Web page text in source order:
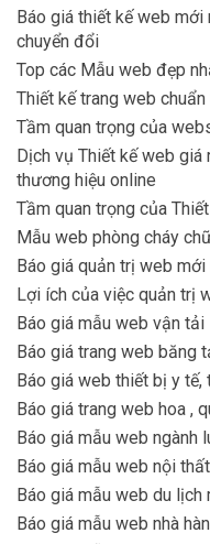
Báo giá thiết kế web mới
chuyển đổi
Top các Mẫu web đẹp
Thiết kế trang web chuẩn
Tầm quan trọng của
Dịch vụ Thiết kế web giá
thương hiệu online
Tầm quan trọng của
Mẫu web phòng cháy
Báo giá quản trị web mới
Lợi ích của việc quản trị
Báo giá mẫu web vận tải
Báo giá trang web băng
Báo giá web thiết bị y tế,
Báo giá trang web hoa ,
Báo giá mẫu web ngành
Báo giá mẫu web nội
Báo giá mẫu web du lịch
Báo giá mẫu web nhà